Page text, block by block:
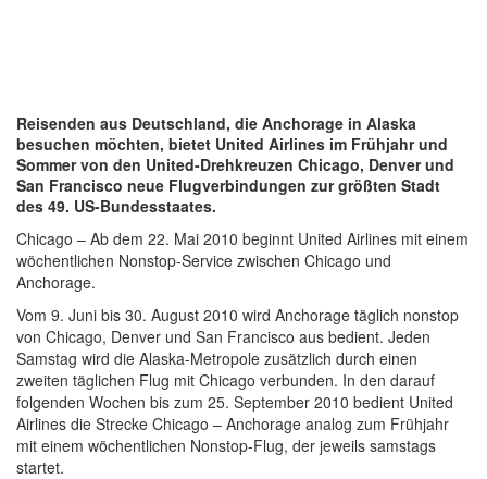
Reisenden aus Deutschland, die Anchorage in Alaska
besuchen möchten, bietet United Airlines im Frühjahr und
Sommer von den United-Drehkreuzen Chicago, Denver und
San Francisco neue Flugverbindungen zur größten Stadt
des 49. US-Bundesstaates.
Chicago – Ab dem 22. Mai 2010 beginnt United Airlines mit einem
wöchentlichen Nonstop-Service zwischen Chicago und
Anchorage.
Vom 9. Juni bis 30. August 2010 wird Anchorage täglich nonstop
von Chicago, Denver und San Francisco aus bedient. Jeden
Samstag wird die Alaska-Metropole zusätzlich durch einen
zweiten täglichen Flug mit Chicago verbunden. In den darauf
folgenden Wochen bis zum 25. September 2010 bedient United
Airlines die Strecke Chicago – Anchorage analog zum Frühjahr
mit einem wöchentlichen Nonstop-Flug, der jeweils samstags
startet.